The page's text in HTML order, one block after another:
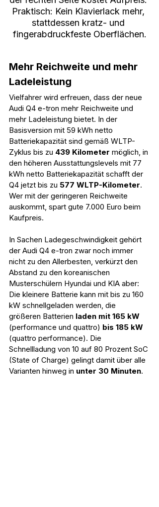
Praktisch: Kein Klavierlack mehr,
stattdessen kratz- und
fingerabdruckfeste Oberflächen.
Mehr Reichweite und mehr
Ladeleistung
Vielfahrer wird erfreuen, dass der neue
Audi Q4 e-tron mehr Reichweite und
mehr Ladeleistung bietet. In der
Basisversion mit 59 kWh netto
Batteriekapazität sind gemäß WLTP-
Zyklus bis zu 439 Kilometer möglich, in
den höheren Ausstattungslevels mit 77
kWh netto Batteriekapazität schafft der
Q4 jetzt bis zu 577 WLTP-Kilometer.
Wer mit der geringeren Reichweite
auskommt, spart gute 7.000 Euro beim
Kaufpreis.
In Sachen Ladegeschwindigkeit gehört
der Audi Q4 e-tron zwar noch immer
nicht zu den Allerbesten, verkürzt den
Abstand zu den koreanischen
Musterschülern Hyundai und KIA aber:
Die kleinere Batterie kann mit bis zu 160
kW schnellgeladen werden, die
größeren Batterien laden mit 165 kW
(performance und quattro) bis 185 kW
(quattro performance). Die
Schnellladung von 10 auf 80 Prozent SoC
(State of Charge) gelingt damit über alle
Varianten hinweg in unter 30 Minuten.